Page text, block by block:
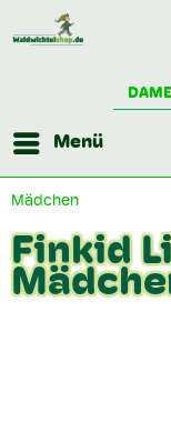
Menü
Mädchen
Finkid